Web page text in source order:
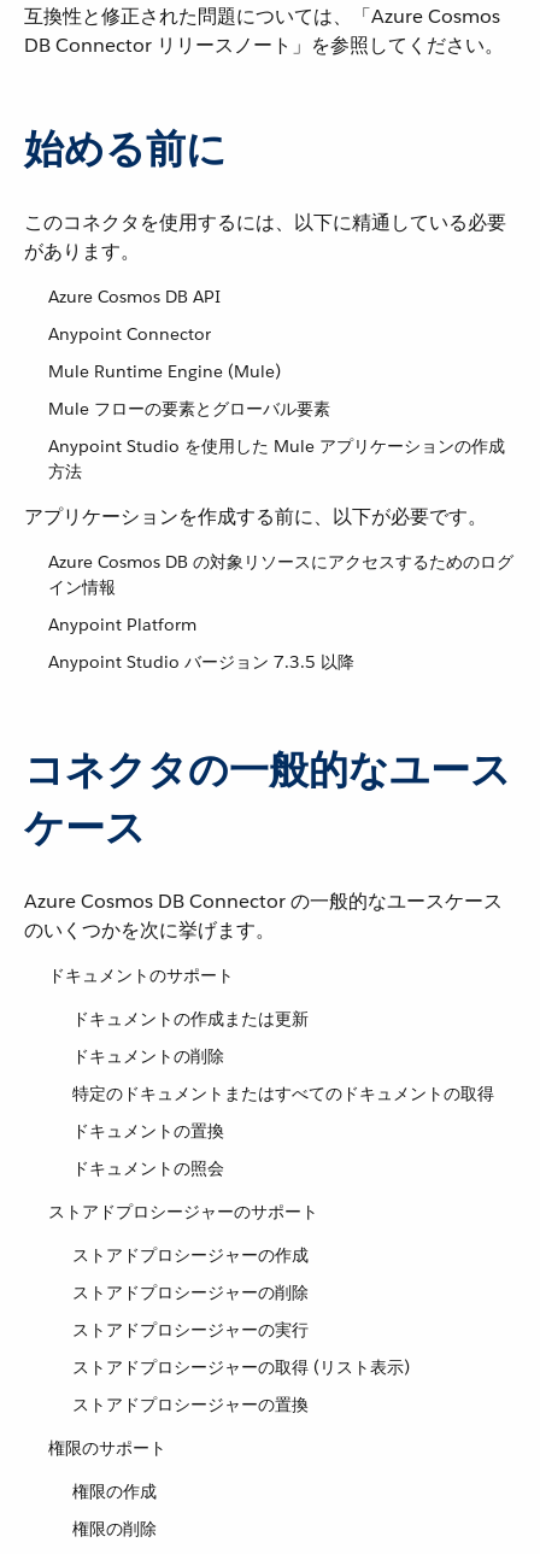
互換性と修正された問題については、「Azure Cosmos
DB Connector リリースノート」を参照してください。
始める前に
このコネクタを使用するには、以下に精通している必要
があります。
Azure Cosmos DB API
Anypoint Connector
Mule Runtime Engine (Mule)
Mule フローの要素とグローバル要素
Anypoint Studio を使用した Mule アプリケーションの作成
方法
アプリケーションを作成する前に、以下が必要です。
Azure Cosmos DB の対象リソースにアクセスするためのログ
イン情報
Anypoint Platform
Anypoint Studio バージョン 7.3.5 以降
コネクタの一般的なユース
ケース
Azure Cosmos DB Connector の一般的なユースケース
のいくつかを次に挙げます。
ドキュメントのサポート
ドキュメントの作成または更新
ドキュメントの削除
特定のドキュメントまたはすべてのドキュメントの取得
ドキュメントの置換
ドキュメントの照会
ストアドプロシージャーのサポート
ストアドプロシージャーの作成
ストアドプロシージャーの削除
ストアドプロシージャーの実行
ストアドプロシージャーの取得 (リスト表示)
ストアドプロシージャーの置換
権限のサポート
権限の作成
権限の削除